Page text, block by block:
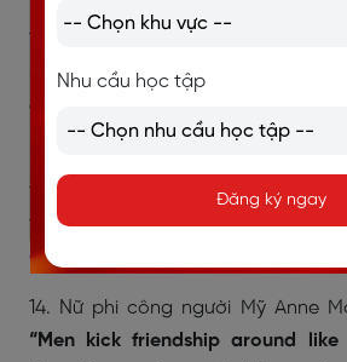
13. Nhà văn Ellie Weisel –
more deeply than love. Love
obsession, friendship is never
tình yêu. Tình yêu có thể biến thành
tình bạn không bao giờ là thứ gì
chia.)
14. Nữ phi công người Mỹ Anne
“Men kick friendship around
Nhu cầu học tập
Đăng ký ngay